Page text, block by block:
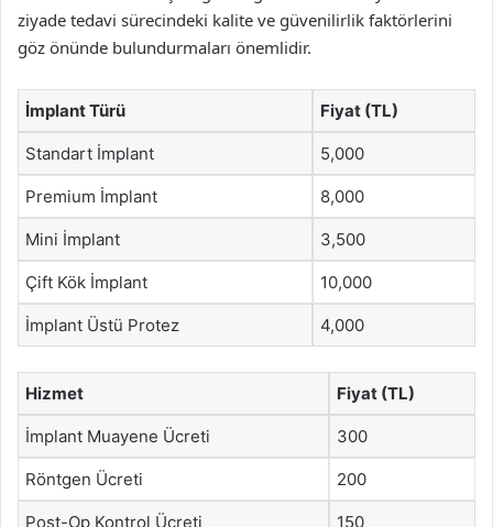
ziyade tedavi sürecindeki kalite ve güvenilirlik faktörlerini
göz önünde bulundurmaları önemlidir.
İmplant Türü Fiyat (TL)
Standart İmplant 5,000
Premium İmplant 8,000
Mini İmplant 3,500
Çift Kök İmplant 10,000
İmplant Üstü Protez 4,000
Hizmet Fiyat (TL)
İmplant Muayene Ücreti 300
Röntgen Ücreti 200
Post-Op Kontrol Ücreti 150